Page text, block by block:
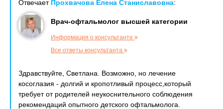
Отвечает Прохвачова Елена Станиславовна:
Врач-офтальмолог высшей категории
Информация о консультанте
Все ответы консультанта
Здравствуйте, Светлана. Возможно, но лечение
косоглазия - долгий и кропотливый процесс,который
требует от родителей неукоснительного соблюдения
рекомендаций опытного детского офтальмолога.